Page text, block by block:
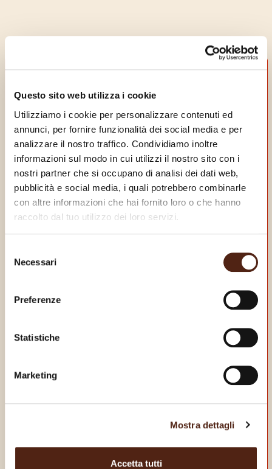
Questo sito web utilizza i cookie
Utilizziamo i cookie per personalizzare contenuti ed
annunci, per fornire funzionalità dei social media e per
analizzare il nostro traffico. Condividiamo inoltre
informazioni sul modo in cui utilizzi il nostro sito con i
nostri partner che si occupano di analisi dei dati web,
pubblicità e social media, i quali potrebbero combinarle
con altre informazioni che hai fornito loro o che hanno
raccolto dal tuo utilizzo dei loro servizi.
delNecessari
Preferenze
Statistiche
Marketing
Mostra dettagli
Accetta tutti
SCARICA LA NOSTRA